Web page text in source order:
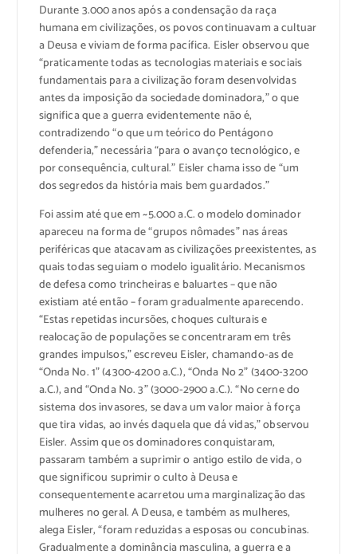
Durante 3.000 anos após a condensação da raça
humana em civilizações, os povos continuavam a cultuar
a Deusa e viviam de forma pacífica. Eisler observou que
“praticamente todas as tecnologias materiais e sociais
fundamentais para a civilização foram desenvolvidas
antes da imposição da sociedade dominadora,” o que
significa que a guerra evidentemente não é,
contradizendo “o que um teórico do Pentágono
defenderia,” necessária “para o avanço tecnológico, e
por consequência, cultural.” Eisler chama isso de “um
dos segredos da história mais bem guardados.”
Foi assim até que em ~5.000 a.C. o modelo dominador
apareceu na forma de “grupos nômades” nas áreas
periféricas que atacavam as civilizações preexistentes, as
quais todas seguiam o modelo igualitário. Mecanismos
de defesa como trincheiras e baluartes – que não
existiam até então – foram gradualmente aparecendo.
“Estas repetidas incursões, choques culturais e
realocação de populações se concentraram em três
grandes impulsos,” escreveu Eisler, chamando-as de
“Onda No. 1” (4300-4200 a.C.), “Onda No 2” (3400-3200
a.C.), and “Onda No. 3” (3000-2900 a.C.). “No cerne do
sistema dos invasores, se dava um valor maior à força
que tira vidas, ao invés daquela que dá vidas,” observou
Eisler. Assim que os dominadores conquistaram,
passaram também a suprimir o antigo estilo de vida, o
que significou suprimir o culto à Deusa e
consequentemente acarretou uma marginalização das
mulheres no geral. A Deusa, e também as mulheres,
alega Eisler, “foram reduzidas a esposas ou concubinas.
Gradualmente a dominância masculina, a guerra e a